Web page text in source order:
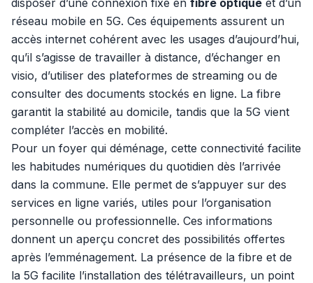
disposer d’une connexion fixe en fibre optique et d’un
réseau mobile en 5G. Ces équipements assurent un
accès internet cohérent avec les usages d’aujourd’hui,
qu’il s’agisse de travailler à distance, d’échanger en
visio, d’utiliser des plateformes de streaming ou de
consulter des documents stockés en ligne. La fibre
garantit la stabilité au domicile, tandis que la 5G vient
compléter l’accès en mobilité.
Pour un foyer qui déménage, cette connectivité facilite
les habitudes numériques du quotidien dès l’arrivée
dans la commune. Elle permet de s’appuyer sur des
services en ligne variés, utiles pour l’organisation
personnelle ou professionnelle. Ces informations
donnent un aperçu concret des possibilités offertes
après l’emménagement. La présence de la fibre et de
la 5G facilite l’installation des télétravailleurs, un point